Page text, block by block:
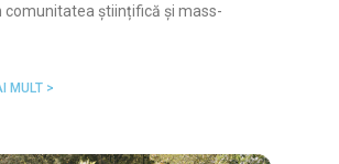
comunitatea științifică și mass-
MULT >